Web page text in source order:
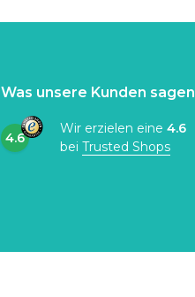
Was unsere Kunden sagen
4.6
Wir erzielen eine 4.6
bei Trusted Shops